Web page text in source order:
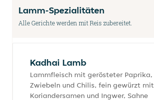
Lamm-Spezialitäten
Alle Gerichte werden mit Reis zubereitet.
Kadhai Lamb
Lammfleisch mit gerösteter Paprika,
Zwiebeln und Chilis, fein gewürzt mit
Koriandersamen und Ingwer, Sahne